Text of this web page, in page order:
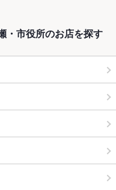
・市役所のお店を探す